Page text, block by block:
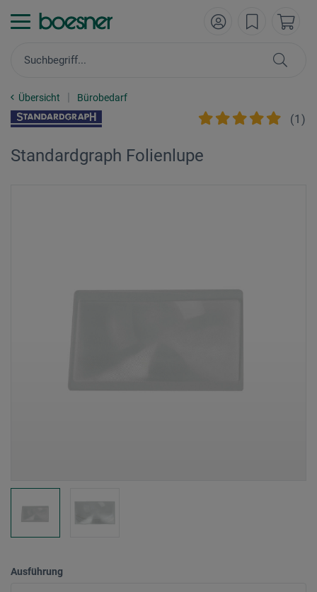
Übersicht Bürobedarf
(1 )
Standardgraph Folienlupe
Ausführung